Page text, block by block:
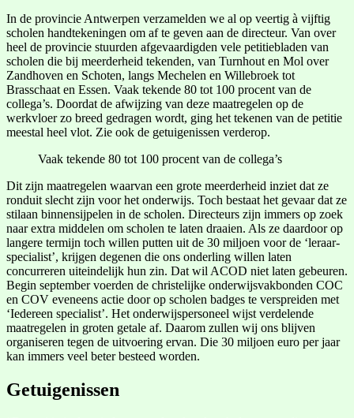
In de provincie Antwerpen verzamelden we al op veertig à vijftig
scholen handtekeningen om af te geven aan de directeur. Van over
heel de provincie stuurden afgevaardigden vele petitiebladen van
scholen die bij meerderheid tekenden, van Turnhout en Mol over
Zandhoven en Schoten, langs Mechelen en Willebroek tot
Brasschaat en Essen. Vaak tekende 80 tot 100 procent van de
collega’s. Doordat de afwijzing van deze maatregelen op de
werkvloer zo breed gedragen wordt, ging het tekenen van de petitie
meestal heel vlot. Zie ook de getuigenissen verderop.
Vaak tekende 80 tot 100 procent van de collega’s
Dit zijn maatregelen waarvan een grote meerderheid inziet dat ze
ronduit slecht zijn voor het onderwijs. Toch bestaat het gevaar dat ze
stilaan binnensijpelen in de scholen. Directeurs zijn immers op zoek
naar extra middelen om scholen te laten draaien. Als ze daardoor op
langere termijn toch willen putten uit de 30 miljoen voor de ‘leraar-
specialist’, krijgen degenen die ons onderling willen laten
concurreren uiteindelijk hun zin. Dat wil ACOD niet laten gebeuren.
Begin september voerden de christelijke onderwijsvakbonden COC
en COV eveneens actie door op scholen badges te verspreiden met
‘Iedereen specialist’. Het onderwijspersoneel wijst verdelende
maatregelen in groten getale af. Daarom zullen wij ons blijven
organiseren tegen de uitvoering ervan. Die 30 miljoen euro per jaar
kan immers veel beter besteed worden.
Getuigenissen